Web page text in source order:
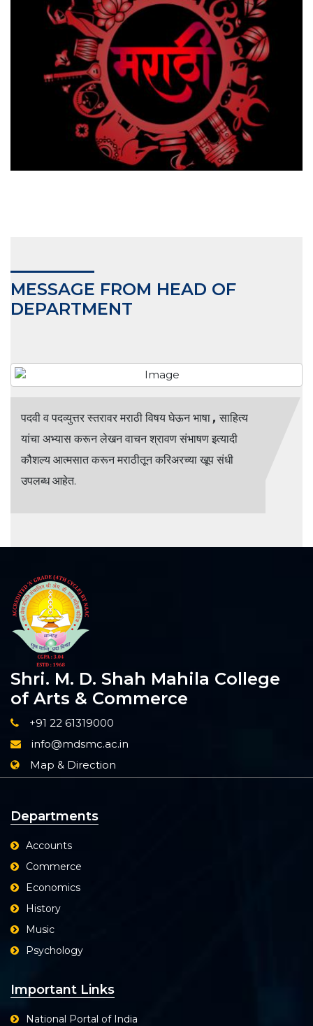
MESSAGE FROM HEAD OF
DEPARTMENT
पदवी व पदव्युत्तर स्तरावर मराठी विषय घेऊन भाषा ,साहित्य
यांचा अभ्यास करून लेखन वाचन श्रावण संभाषण इत्यादी
कौशल्य आत्मसात करून मराठीतून करिअरच्या खूप संधी
उपलब्ध आहेत.
Shri. M. D. Shah Mahila College
of Arts & Commerce
+91 22 61319000
info@mdsmc.ac.in
Map & Direction
Departments
Accounts
Commerce
Economics
History
Music
Psychology
Important Links
National Portal of India